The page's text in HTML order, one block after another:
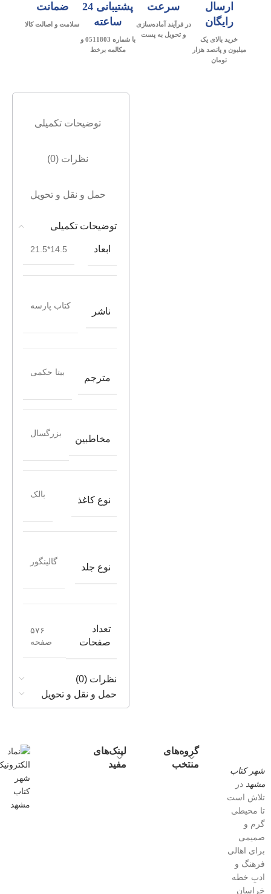
ارسال
رایگان
خرید بالای یک
میلیون و پانصد هزار
تومان
سرعت
در فرآیند آماده‌سازی
و تحویل به پست
پشتیبانی 24
ساعته
با شماره 0511803 و
مکالمه برخط
ضمانت
سلامت و اصالت کالا
توضیحات تکمیلی
نظرات (0)
حمل و نقل و تحویل
توضیحات تکمیلی
ابعاد 14.5*21.5
ناشر
کتاب پارسه
مترجم
بیتا حکمی
مخاطبین
بزرگسال
نوع کاغذ
بالک
نوع جلد
گالینگور
تعداد
صفحات
۵۷۶
صفحه
نظرات (0)
حمل و نقل و تحویل
شهر کتاب
مشهد در
تلاش است
تا محیطی
گرم و
صمیمی
برای اهالی
فرهنگ و
ادبِ خطه
خراسان
گروه‌های
منتخب
لینک‌های
مفید